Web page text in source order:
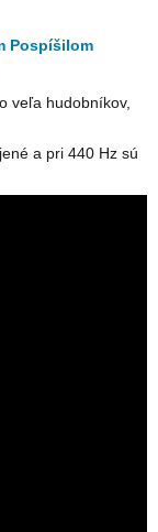
Pospíšilom
veľa hudobníkov,
a pri 440 Hz sú